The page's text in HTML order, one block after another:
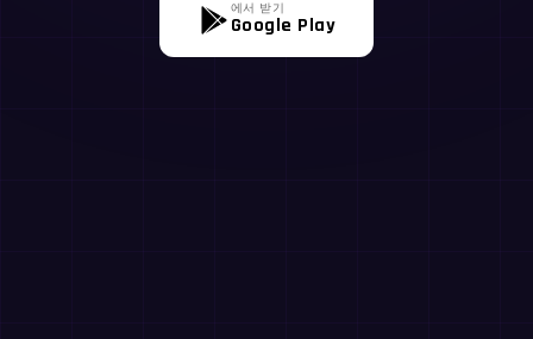
에서 받기
Google Play